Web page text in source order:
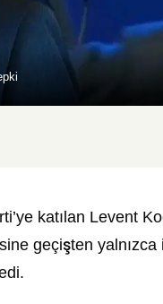
katılan Levent
geçişten